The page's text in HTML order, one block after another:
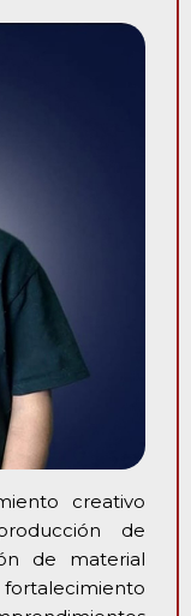
creativo
de
de material
fortalecimiento